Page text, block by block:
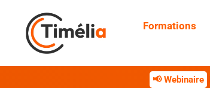
Formations
📢 Webinaire